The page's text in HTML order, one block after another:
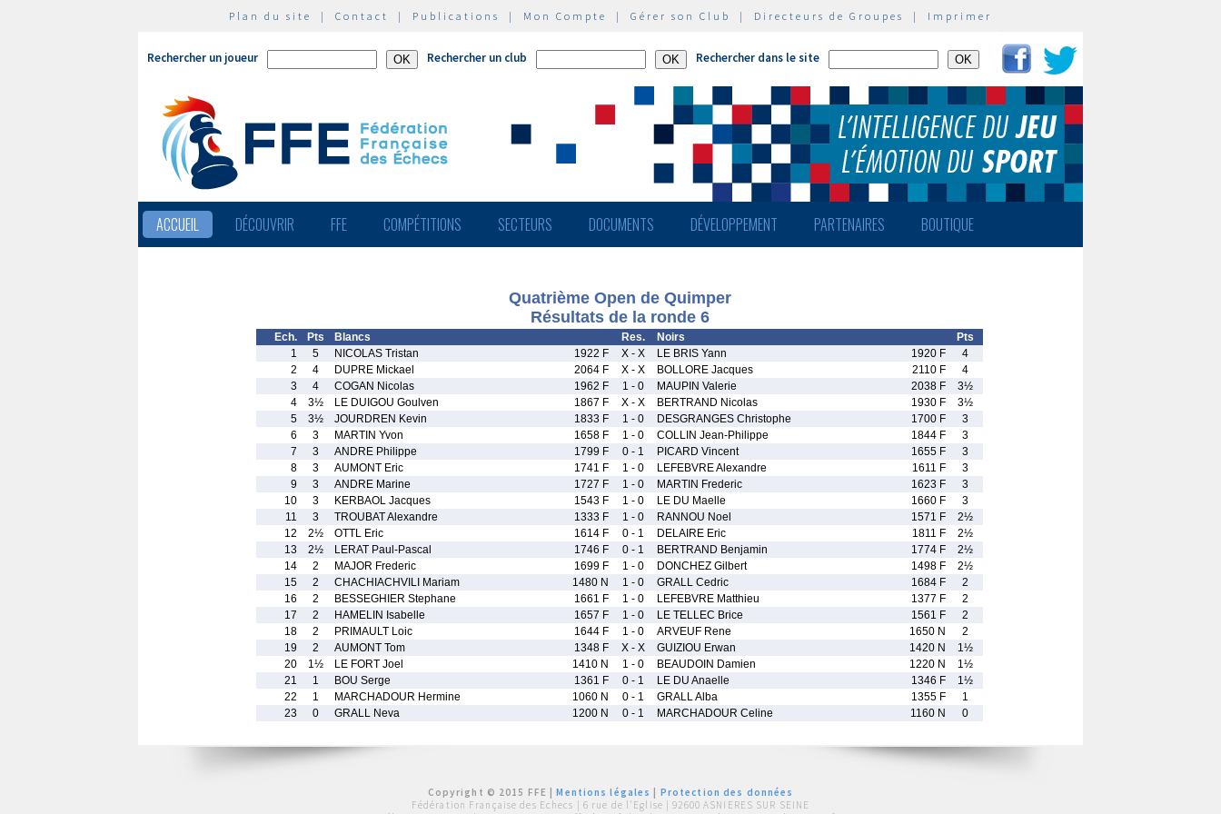
Plan du site | Contact | Publications | Mon Compte | Gérer son Club | Directeurs de Groupes | Imprimer
Rechercher un joueur Rechercher un club Rechercher dans le site
ACCUEIL DÉCOUVRIR FFE COMPÉTITIONS SECTEURS DOCUMENTS DÉVELOPPEMENT PARTENAIRES BOUTIQUE
Quatrième Open de Quimper
Résultats de la ronde 6
Ech. Pts Blancs Res. Noirs
Pts
1
5 NICOLAS Tristan 1922 F X - X LE BRIS Yann 1920 F
4
2
4 DUPRE Mickael 2064 F X - X BOLLORE Jacques 2110 F
4
3
4 COGAN Nicolas 1962 F 1 - 0 MAUPIN Valerie 2038 F
3½
4
3½ LE DUIGOU Goulven 1867 F X - X BERTRAND Nicolas 1930 F
3½
5
3½ JOURDREN Kevin 1833 F 1 - 0 DESGRANGES Christophe 1700 F
3
6
3 MARTIN Yvon 1658 F 1 - 0 COLLIN Jean-Philippe 1844 F
3
7
3 ANDRE Philippe 1799 F 0 - 1 PICARD Vincent 1655 F
3
8
3 AUMONT Eric 1741 F 1 - 0 LEFEBVRE Alexandre 1611 F
3
9
3 ANDRE Marine 1727 F 1 - 0 MARTIN Frederic 1623 F
3
10
3 KERBAOL Jacques 1543 F 1 - 0 LE DU Maelle 1660 F
3
11
3 TROUBAT Alexandre 1333 F 1 - 0 RANNOU Noel 1571 F
2½
12
2½ OTTL Eric 1614 F 0 - 1 DELAIRE Eric 1811 F
2½
13
2½ LERAT Paul-Pascal 1746 F 0 - 1 BERTRAND Benjamin 1774 F
2½
14
2 MAJOR Frederic 1699 F 1 - 0 DONCHEZ Gilbert 1498 F
2½
15
2 CHACHIACHVILI Mariam 1480 N 1 - 0 GRALL Cedric 1684 F
2
16
2 BESSEGHIER Stephane 1661 F 1 - 0 LEFEBVRE Matthieu 1377 F
2
17
2 HAMELIN Isabelle 1657 F 1 - 0 LE TELLEC Brice 1561 F
2
18
2 PRIMAULT Loic 1644 F 1 - 0 ARVEUF Rene 1650 N
2
19
2 AUMONT Tom 1348 F X - X GUIZIOU Erwan 1420 N
1½
20
1½ LE FORT Joel 1410 N 1 - 0 BEAUDOIN Damien 1220 N
1½
21
1 BOU Serge 1361 F 0 - 1 LE DU Anaelle 1346 F
1½
22
1 MARCHADOUR Hermine 1060 N 0 - 1 GRALL Alba 1355 F
1
23
0 GRALL Neva 1200 N 0 - 1 MARCHADOUR Celine 1160 N 0
Copyright © 2015 FFE |Mentions légales
Protection des données
Fédération Française des Echecs | 6 rue de l'Eglise | 92600 ASNIERES SUR SEINE